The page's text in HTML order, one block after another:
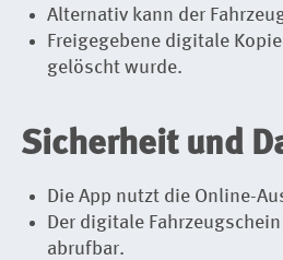
Alternativ kann der
Freigegebene digitale
gelöscht wurde.
Sicherheit und
Die App nutzt die Online-
Der digitale
abrufbar.